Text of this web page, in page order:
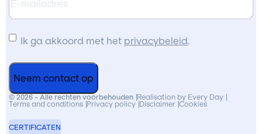
Energie en waterbeheer
Industrie/ Productiebedrijven
Zeevaart en maritieme sector
Motorsport sector
Delta
Donghua
ELK Motor
KIS lagertechniek
Varvel
mailadres
Ik
ga
akkoord
met
de
Ik ga akkoord met het privacybeleid.
© 2026 - Alle rechten voorbehouden Realisation by Every Day
Terms and conditions Privacy policy Disclaimer Cookies
CERTIFICATEN